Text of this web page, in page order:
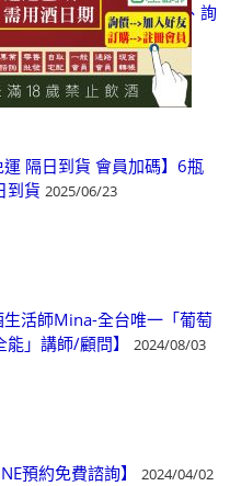
Angels Share】線上選酒、詢
售、批發，看這裡!
運 隔日到貨 會員加碼】6瓶
到貨 2025/06/23
生活師Mina-全台唯一「葡萄
」講師/顧問】
2024/08/03
預約免費諮詢】 2024/04/02